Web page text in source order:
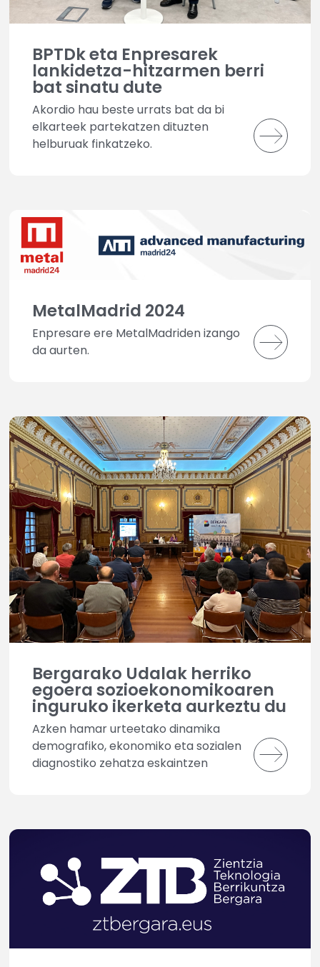
BPTDk eta Enpresarek
lankidetza-hitzarmen berri
bat sinatu dute
Akordio hau beste urrats bat da bi
elkarteek partekatzen dituzten
helburuak finkatzeko.
MetalMadrid 2024
Enpresare ere MetalMadriden izango
da aurten.
Bergarako Udalak herriko
egoera sozioekonomikoaren
inguruko ikerketa aurkeztu du
Azken hamar urteetako dinamika
demografiko, ekonomiko eta sozialen
diagnostiko zehatza eskaintzen